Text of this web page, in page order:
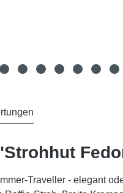
Traveller - elegant